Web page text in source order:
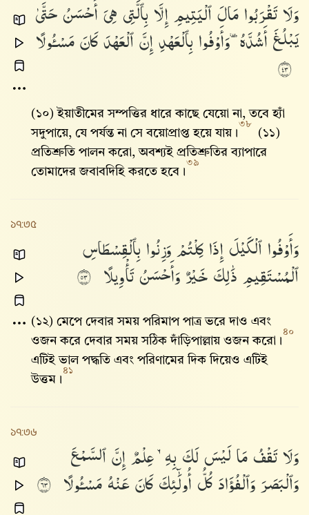
وَلَاتَقْرَبُوا۟مَالَٱلْيَتِيمِإِلَّابِٱلَّتِىهِىَأَحْسَنُحَتَّىٰ
يَبْلُغَأَشُدَّهُۥوَأَوْفُوا۟بِٱلْعَهْدِإِنَّٱلْعَهْدَكَانَمَسْـُٔولًا
٣٤
(১০) ইয়াতীমের সম্পত্তির ধারে কাছে যেয়ো না, তবে হ্যাঁ
সদুপায়ে, যে পর্যন্ত না সে বয়োপ্রাপ্ত হয়ে যায়।
৩৮
(১১)
প্রতিশ্রুতি পালন করো, অবশ্যই প্রতিশ্রুতির ব্যাপারে
তোমাদের জবাবদিহি করতে হবে।
৩৯
১৭:৩৫
وَأَوْفُوا۟ٱلْكَيْلَإِذَاكِلْتُمْوَزِنُوا۟بِٱلْقِسْطَاسِ
ٱلْمُسْتَقِيمِذَٰلِكَخَيْرٌوَأَحْسَنُتَأْوِيلًا ٣٥
(১২) মেপে দেবার সময় পরিমাপ পাত্র ভরে দাও এবং
ওজন করে দেবার সময় সঠিক দাঁড়িপাল্লায় ওজন করো।
৪০
এটিই ভাল পদ্ধতি এবং পরিণামের দিক দিয়েও এটিই
উত্তম।
৪১
১৭:৩৬
وَلَاتَقْفُمَالَيْسَلَكَبِهِۦعِلْمٌإِنَّٱلسَّمْعَ
وَٱلْبَصَرَوَٱلْفُؤَادَكُلُّأُو۟لَٰٓئِكَكَانَعَنْهُمَسْـُٔولًا ٣٦